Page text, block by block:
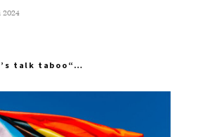
2024
talk taboo“…